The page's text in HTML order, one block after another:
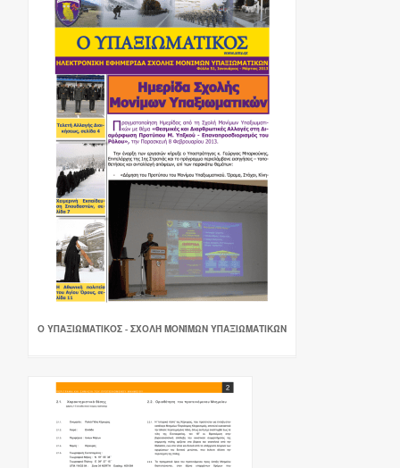
Ο ΥΠΑΞΙΩΜΑΤΙΚΟΣ - ΣΧΟΛΉ ΜΟΝΊΜΩΝ ΥΠΑΞΙΩΜΑΤΙΚΏΝ